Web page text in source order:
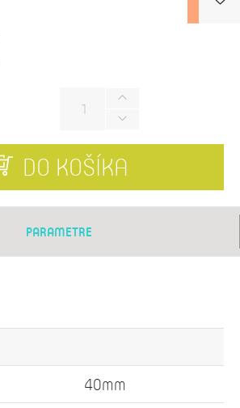
DO KOŠÍKA
PARAMETRE
40mm